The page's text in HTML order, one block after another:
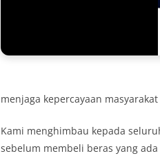
menjaga kepercayaan
Kami menghimbau kepada
sebelum membeli beras yang